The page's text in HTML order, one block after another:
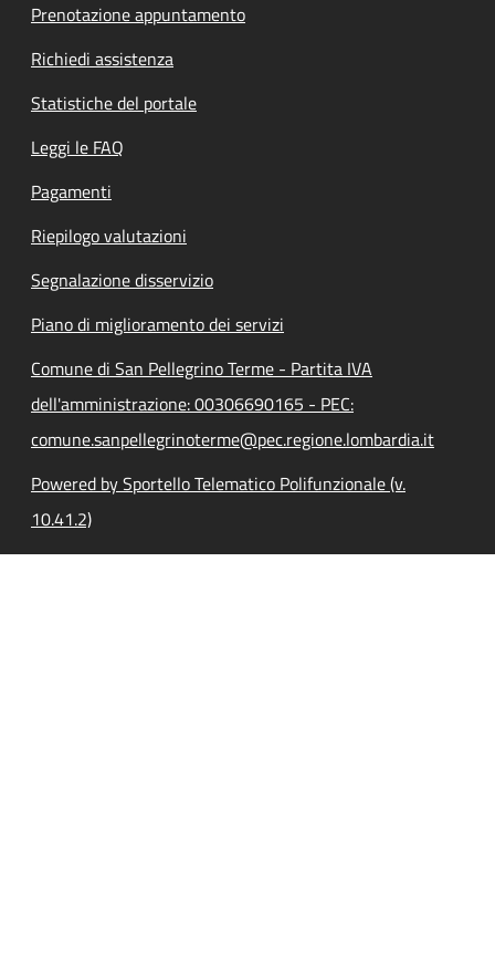
Prenotazione appuntamento
Richiedi assistenza
Statistiche del portale
Leggi le FAQ
Pagamenti
Riepilogo valutazioni
Segnalazione disservizio
Piano di miglioramento dei servizi
Comune di San Pellegrino Terme - Partita IVA
dell'amministrazione: 00306690165 - PEC:
comune.sanpellegrinoterme@pec.regione.lombardia.it
Powered by Sportello Telematico Polifunzionale (v.
10.41.2)